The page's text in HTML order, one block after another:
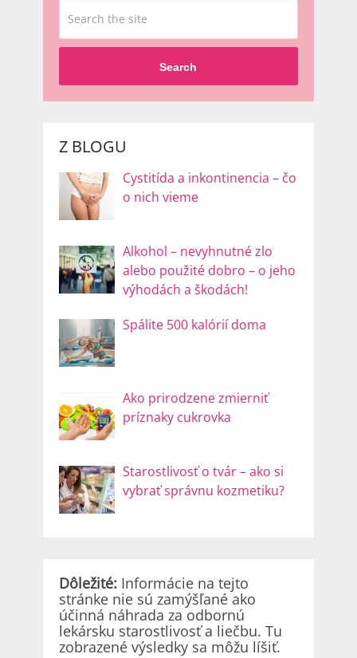
Search
Z BLOGU
Cystitída a inkontinencia – čo
o nich vieme
Alkohol – nevyhnutné zlo
alebo použité dobro – o jeho
výhodách a škodách!
Spálite 500 kalórií doma
Ako prirodzene zmierniť
príznaky cukrovka
Starostlivosť o tvár – ako si
vybrať správnu kozmetiku?
Dôležité: Informácie na tejto
stránke nie sú zamýšľané ako
účinná náhrada za odbornú
lekársku starostlivosť a liečbu. Tu
zobrazené výsledky sa môžu líšiť.